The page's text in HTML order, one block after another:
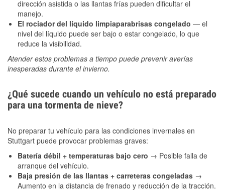
dirección asistida o las llantas frías pueden dificultar el
manejo.
El rociador del líquido limpiaparabrisas congelado — el
nivel del líquido puede ser bajo o estar congelado, lo que
reduce la visibilidad.
Atender estos problemas a tiempo puede prevenir averías
inesperadas durante el invierno.
¿Qué sucede cuando un vehículo no está preparado
para una tormenta de nieve?
No preparar tu vehículo para las condiciones invernales en
Stuttgart puede provocar problemas graves:
Batería débil + temperaturas bajo cero → Posible falla de
arranque del vehículo.
Baja presión de las llantas + carreteras congeladas →
Aumento en la distancia de frenado y reducción de la tracción.